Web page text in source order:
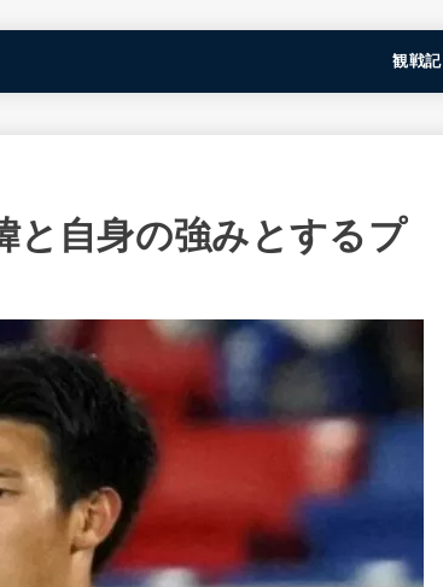
観戦記
と自身の強みとするプ